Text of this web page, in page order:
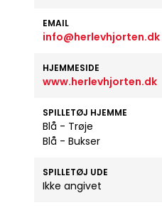
EMAIL
info@herlevhjorten.dk
HJEMMESIDE
www.herlevhjorten.dk
SPILLETØJ HJEMME
Blå - Trøje
Blå - Bukser
SPILLETØJ UDE
Ikke angivet